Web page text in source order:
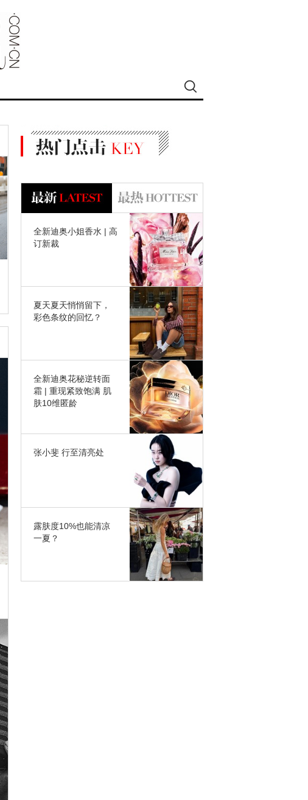
全新迪奥小姐香水 | 高
订新裁
夏天夏天悄悄留下，
彩色条纹的回忆？
全新迪奥花秘逆转面
霜 | 重现紧致饱满 肌
肤10维匿龄
张小斐 行至清亮处
露肤度10%也能清凉
一夏？